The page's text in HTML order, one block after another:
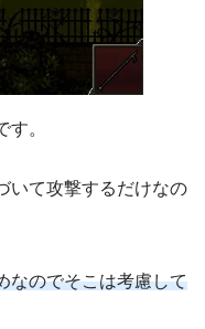
。
いて攻撃するだけなの
なのでそこは考慮して